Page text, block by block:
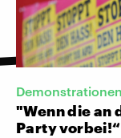
"Wenn die an
Party vorbei!“